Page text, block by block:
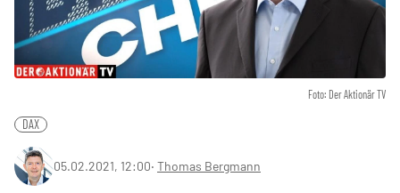
Foto: Der Aktionär TV
DAX
05.02.2021, 12:00‧ Thomas Bergmann